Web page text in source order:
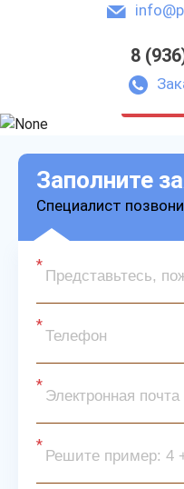
8
Заполните
Специалист